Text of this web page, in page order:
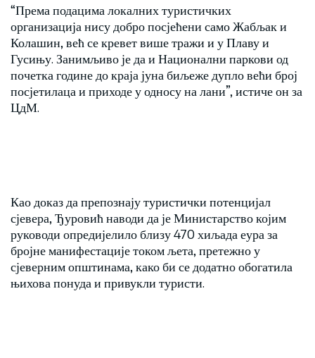
“Према подацима локалних туристичких
организација нису добро посјећени само Жабљак и
Колашин, већ се кревет више тражи и у Плаву и
Гусињу. Занимљиво је да и Национални паркови од
почетка године до краја јуна биљеже дупло већи број
посјетилаца и приходе у односу на лани”, истиче он за
ЦдМ.
Као доказ да препознају туристички потенцијал
сјевера, Ђуровић наводи да је Министарство којим
руководи опредијелило близу 470 хиљада еура за
бројне манифестације током љета, претежно у
сјеверним општинама, како би се додатно обогатила
њихова понуда и привукли туристи.